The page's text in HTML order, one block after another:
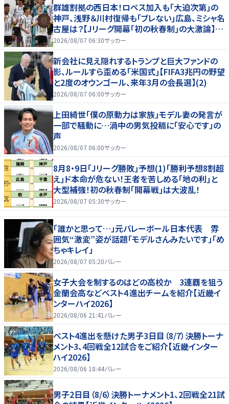
群雄割拠の西日本！ロペス加入も｢大迫次第｣の
神戸、浅野＆川村復帰も｢ブレない｣広島、ミシャ名
古屋は？【Jリーグ開幕｢初の秋春制｣の大激論】
(2)
2026/08/07 06:30サッカー
新会社に見え隠れするトランプと巨大ファンドの
影、ルールすら歪める｢米国式｣【FIFA3兆円の野望
と2度のオウンゴール、来年3月の会長選】(2)
2026/08/07 06:00サッカー
上田綺世「僕の原動力は家族」モデル妻の発言が
一部で騒動に…渦中の男気投稿に「安心です」の
声
2026/08/07 06:00サッカー
8月8・9日｢Jリーグ勝敗｣予想(1)｢勝利予想8割超
え｣ド本命が危ない！王者を苦しめる｢地の利｣と
大型補強！初の秋春制｢開幕戦｣は大波乱！
2026/08/07 05:30サッカー
「誰かと思って…」元バレーボール日本代表 雰
囲気“激変”姿が話題「モデルさんみたいです」「め
ちゃキレイ」
2026/08/07 05:20バレー
女子大会を制するのはどの高校か 3連覇を狙う
金蘭会高などベスト４進出チームを紹介【近畿イ
ンターハイ2026】
2026/08/06 21:41 バレー
ベスト4進出を懸けた男子3日目（8/7）決勝トーナ
メント3、4回戦全12試合をご紹介【近畿インター
ハイ2026】
2026/08/06 18:44バレー
男子2日目（8/6）決勝トーナメント1、2回戦全21試